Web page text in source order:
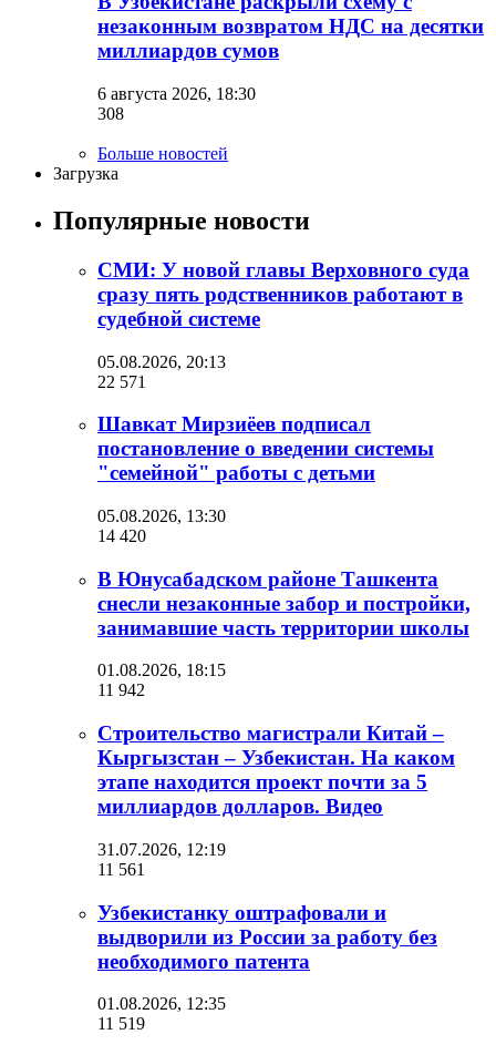
незаконным возвратом НДС на десятки
миллиардов сумов
6 августа 2026, 18:30
308
Больше новостей
Загрузка
Популярные новости
СМИ: У новой главы Верховного суда
сразу пять родственников работают в
судебной системе
05.08.2026, 20:13
22 571
Шавкат Мирзиёев подписал
постановление о введении системы
"семейной" работы с детьми
05.08.2026, 13:30
14 420
В Юнусабадском районе Ташкента
снесли незаконные забор и постройки,
занимавшие часть территории школы
01.08.2026, 18:15
11 942
Строительство магистрали Китай –
Кыргызстан – Узбекистан. На каком
этапе находится проект почти за 5
миллиардов долларов. Видео
31.07.2026, 12:19
11 561
Узбекистанку оштрафовали и
выдворили из России за работу без
необходимого патента
01.08.2026, 12:35
11 519